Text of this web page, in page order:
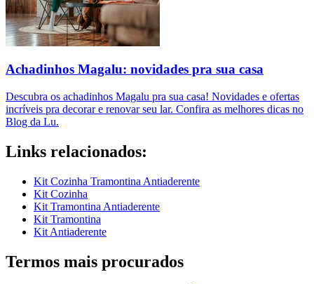
Achadinhos Magalu: novidades pra sua casa
Descubra os achadinhos Magalu pra sua casa! Novidades e ofertas
incríveis pra decorar e renovar seu lar. Confira as melhores dicas no
Blog da Lu.
Links relacionados:
Kit Cozinha Tramontina Antiaderente
Kit Cozinha
Kit Tramontina Antiaderente
Kit Tramontina
Kit Antiaderente
Termos mais procurados